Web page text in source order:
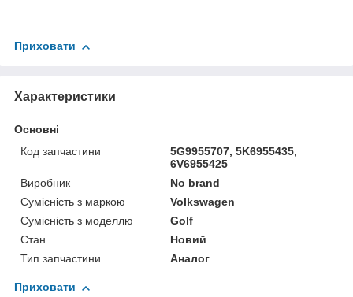
Приховати
Характеристики
Основні
Код запчастини
5G9955707, 5K6955435,
6V6955425
Виробник
No brand
Сумісність з маркою
Volkswagen
Сумісність з моделлю
Golf
Стан
Новий
Тип запчастини
Аналог
Приховати